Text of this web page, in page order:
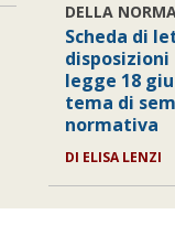
DELLA
Scheda di
legge 18
tema di
normativa
DI ELISA LENZI